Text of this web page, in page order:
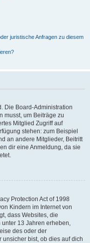
juristische Anfragen zu diesem
Die Board-Administration
musst, um Beiträge zu
Mitglied Zugriff auf
stehen: zum Beispiel
an andere Mitglieder, Beitritt
dir eine Anmeldung, da sie
Protection Act of 1998
Kindern im Internet von
dass Websites, die
13 Jahren erheben,
des oder der
bist, ob dies auf dich